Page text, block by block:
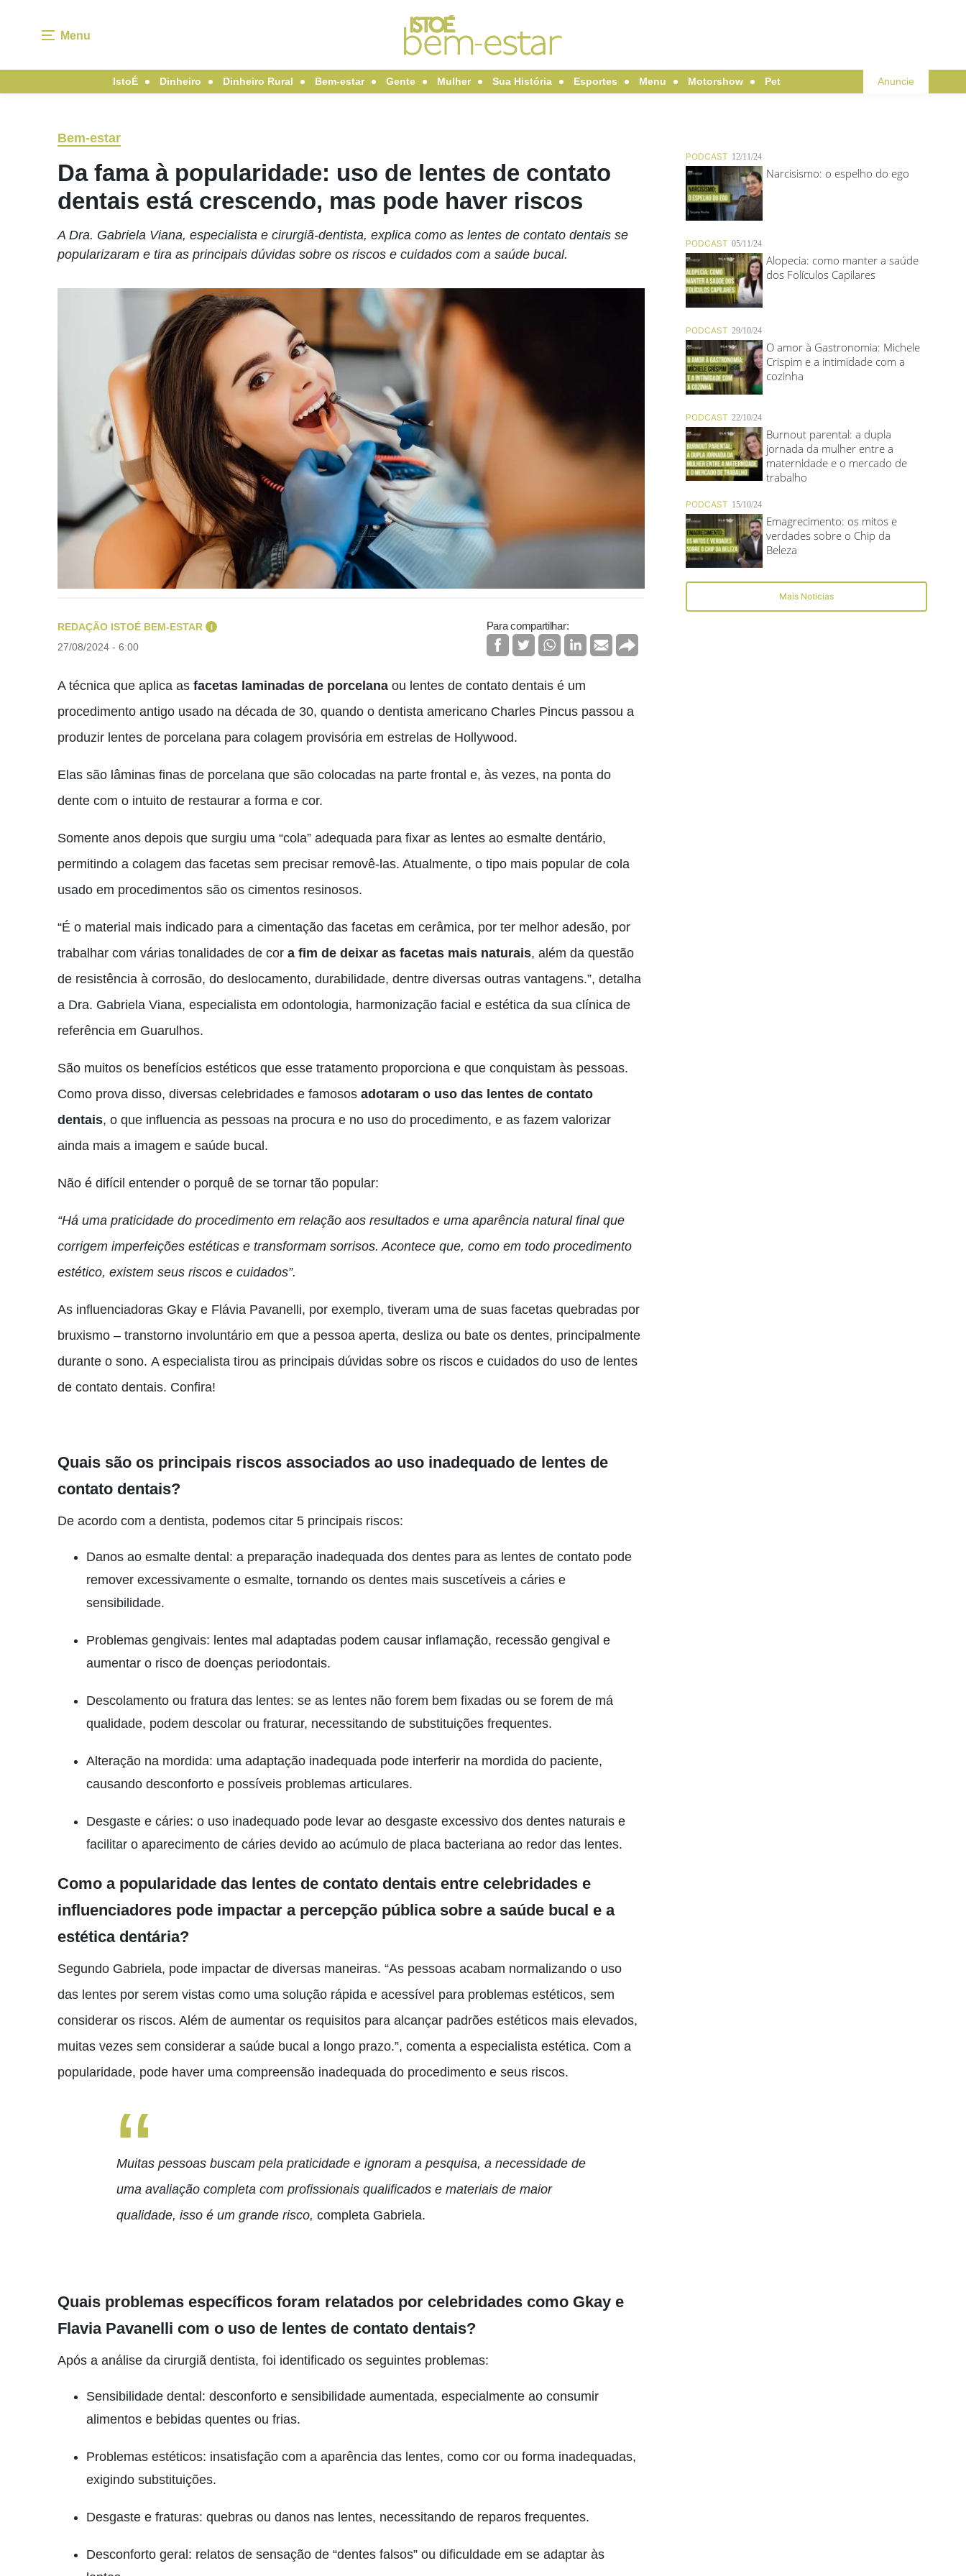
Menu
IstoÉ Dinheiro Dinheiro Rural Bem-estar Gente Mulher Sua História Esportes Menu Motorshow Pet Anuncie
Bem-estar
Da fama à popularidade: uso de lentes de contato
dentais está crescendo, mas pode haver riscos
A Dra. Gabriela Viana, especialista e cirurgiã-dentista, explica como as lentes de contato dentais se
popularizaram e tira as principais dúvidas sobre os riscos e cuidados com a saúde bucal.
REDAÇÃO ISTOÉ BEM-ESTAR i
27/08/2024 - 6:00
Para compartilhar:
A técnica que aplica as facetas laminadas de porcelana ou lentes de contato dentais é um
procedimento antigo usado na década de 30, quando o dentista americano Charles Pincus passou a
produzir lentes de porcelana para colagem provisória em estrelas de Hollywood.
Elas são lâminas finas de porcelana que são colocadas na parte frontal e, às vezes, na ponta do
dente com o intuito de restaurar a forma e cor.
Somente anos depois que surgiu uma “cola” adequada para fixar as lentes ao esmalte dentário,
permitindo a colagem das facetas sem precisar removê-las. Atualmente, o tipo mais popular de cola
usado em procedimentos são os cimentos resinosos.
“É o material mais indicado para a cimentação das facetas em cerâmica, por ter melhor adesão, por
trabalhar com várias tonalidades de cor a fim de deixar as facetas mais naturais, além da questão
de resistência à corrosão, do deslocamento, durabilidade, dentre diversas outras vantagens.”, detalha
a Dra. Gabriela Viana, especialista em odontologia, harmonização facial e estética da sua clínica de
referência em Guarulhos.
São muitos os benefícios estéticos que esse tratamento proporciona e que conquistam às pessoas.
Como prova disso, diversas celebridades e famosos adotaram o uso das lentes de contato
dentais, o que influencia as pessoas na procura e no uso do procedimento, e as fazem valorizar
ainda mais a imagem e saúde bucal.
Não é difícil entender o porquê de se tornar tão popular:
“Há uma praticidade do procedimento em relação aos resultados e uma aparência natural final que
corrigem imperfeições estéticas e transformam sorrisos.Acontece que, como em todo procedimento
estético, existem seus riscos e cuidados”.
As influenciadoras Gkay e Flávia Pavanelli, por exemplo, tiveram uma de suas facetas quebradas por
bruxismo – transtorno involuntário em que a pessoa aperta, desliza ou bate os dentes, principalmente
durante o sono. A especialista tirou as principais dúvidas sobre os riscos e cuidados do uso de lentes
de contato dentais. Confira!
Quais são os principais riscos associados ao uso inadequado de lentes de
contato dentais?
De acordo com a dentista, podemos citar 5 principais riscos:
Danos ao esmalte dental: a preparação inadequada dos dentes para as lentes de contato pode
remover excessivamente o esmalte, tornando os dentes mais suscetíveis a cáries e
sensibilidade.
Problemas gengivais: lentes mal adaptadas podem causar inflamação, recessão gengival e
aumentar o risco de doenças periodontais.
Descolamento ou fratura das lentes: se as lentes não forem bem fixadas ou se forem de má
qualidade, podem descolar ou fraturar, necessitando de substituições frequentes.
Alteração na mordida: uma adaptação inadequada pode interferir na mordida do paciente,
causando desconforto e possíveis problemas articulares.
Desgaste e cáries: o uso inadequado pode levar ao desgaste excessivo dos dentes naturais e
facilitar o aparecimento de cáries devido ao acúmulo de placa bacteriana ao redor das lentes.
Como a popularidade das lentes de contato dentais entre celebridades e
influenciadores pode impactar a percepção pública sobre a saúde bucal e a
estética dentária?
Segundo Gabriela, pode impactar de diversas maneiras. “As pessoas acabam normalizando o uso
das lentes por serem vistas como uma solução rápida e acessível para problemas estéticos, sem
considerar os riscos. Além de aumentar os requisitos para alcançar padrões estéticos mais elevados,
muitas vezes sem considerar a saúde bucal a longo prazo.”, comenta a especialista estética. Com a
popularidade, pode haver uma compreensão inadequada do procedimento e seus riscos.
Muitas pessoas buscam pela praticidade e ignoram a pesquisa, a necessidade de
uma avaliação completa com profissionais qualificados e materiais de maior
qualidade, isso é um grande risco, completa Gabriela.
Quais problemas específicos foram relatados por celebridades como Gkay e
Flavia Pavanelli com o uso de lentes de contato dentais?
Após a análise da cirurgiã dentista, foi identificado os seguintes problemas:
Sensibilidade dental: desconforto e sensibilidade aumentada, especialmente ao consumir
alimentos e bebidas quentes ou frias.
Problemas estéticos: insatisfação com a aparência das lentes, como cor ou forma inadequadas,
exigindo substituições.
Desgaste e fraturas: quebras ou danos nas lentes, necessitando de reparos frequentes.
Desconforto geral: relatos de sensação de “dentes falsos” ou dificuldade em se adaptar às